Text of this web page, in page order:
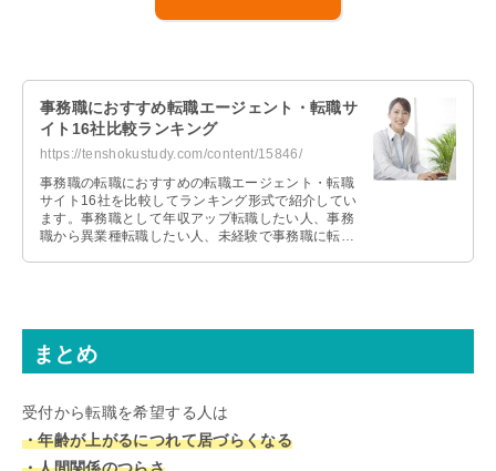
事務職におすすめ転職エージェント・転職サ
イト16社比較ランキング
https://tenshokustudy.com/content/15846/
事務職の転職におすすめの転職エージェント・転職
サイト16社を比較してランキング形式で紹介してい
ます。事務職として年収アップ転職したい人、事務
職から異業種転職したい人、未経験で事務職に転職
まとめ
受付から転職を希望する人は
・年齢が上がるにつれて居づらくなる